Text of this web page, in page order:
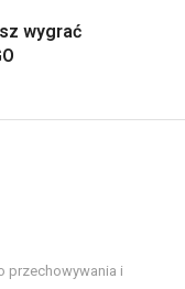
wygrać
przechowywania i